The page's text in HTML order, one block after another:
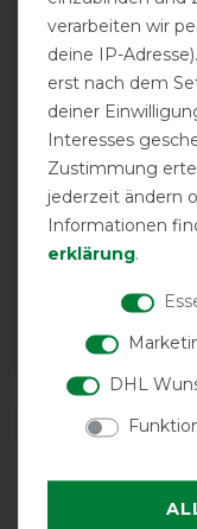
Gab im Moment
versuchsweise
Gurte einem
Super Qualität von
super
DETAILS
verarbeiten wir
deine IP-
erst nach dem
deiner
Interesses
Zustimmung
jederzeit ändern
Informationen
erklärung.
DHL